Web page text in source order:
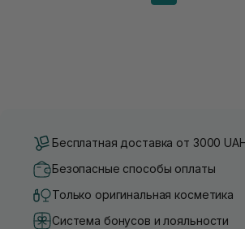
Бесплатная доставка от 3000
Безопасные способы оплаты
Только оригинальная косметика
Система бонусов и лояльности